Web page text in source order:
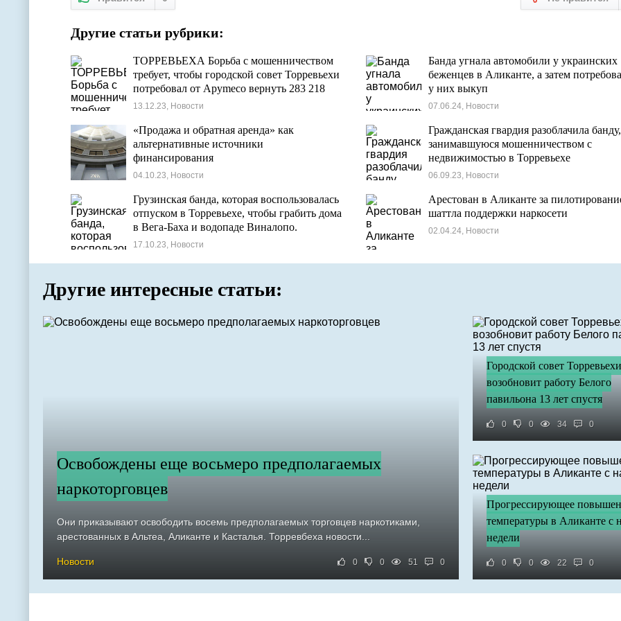
Другие статьи рубрики:
ТОРРЕВЬЕХА Борьба с мошенничеством
требует, чтобы городской совет Торревьехи
потребовал от Apymeco вернуть 283 218
евро
13.12.23, Новости
Банда угнала автомобили у украинских
беженцев в Аликанте, а затем
у них выкуп
07.06.24, Новости
«Продажа и обратная аренда» как
альтернативные источники
финансирования
04.10.23, Новости
Гражданская гвардия разоблачила банду,
занимавшуюся мошенничеством с
недвижимостью в Торревьехе
06.09.23, Новости
Грузинская банда, которая воспользовалась
отпуском в Торревьехе, чтобы грабить дома
в Вега-Баха и водопаде Виналопо.
17.10.23, Новости
Арестован в Аликанте за
шаттла поддержки наркосети
02.04.24, Новости
Другие интересные статьи:
Освобождены еще восьмеро предполагаемых
наркоторговцев
Они приказывают освободить восемь предполагаемых торговцев наркотиками,
арестованных в Альтеа, Аликанте и Касталья. Торревбеха новости...
Новости 0 0 51 0
Городской совет Торревьехи
возобновит работу Белого
павильона 13 лет спустя
0 0 34 0
Прогрессирующее
температуры в Аликанте с
недели
0 0 22 0